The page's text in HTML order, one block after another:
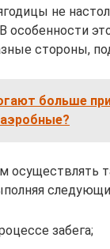
не
особенности
стороны,
больше
осуществлять
забега;